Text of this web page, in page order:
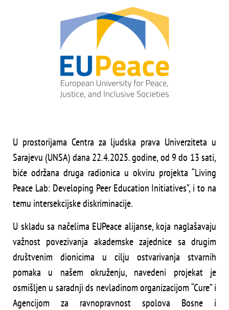
U prostorijama Centra za ljudska prava Univerziteta u
Sarajevu (UNSA) dana 22.4.2025. godine, od 9 do 13 sati,
biće održana druga radionica u okviru projekta “Living
Peace Lab: Developing Peer Education Initiatives”, i to na
temu intersekcijske diskriminacije.
U skladu sa načelima EUPeace alijanse, koja naglašavaju
važnost povezivanja akademske zajednice sa drugim
društvenim dionicima u cilju ostvarivanja stvarnih
pomaka u našem okruženju, navedeni projekat je
osmišljen u saradnji ds nevladinom organizacijom “Cure” i
Agencijom za ravnopravnost spolova Bosne i